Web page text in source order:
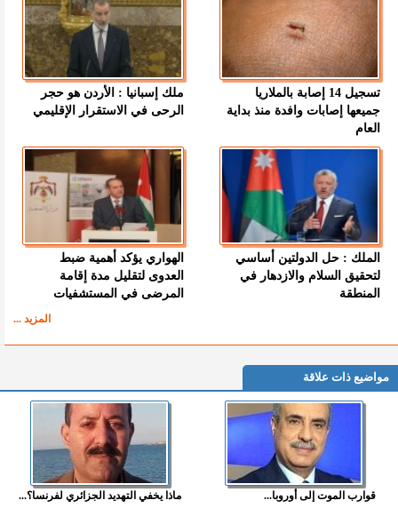
تسجيل 14 إصابة بالملاريا
جميعها إصابات وافدة منذ بداية
العام
ملك إسبانيا : الأردن هو حجر
الرحى في الاستقرار الإقليمي
الملك : حل الدولتين أساسي
لتحقيق السلام والازدهار في
المنطقة
الهواري يؤكد أهمية ضبط
العدوى لتقليل مدة إقامة
المرضى في المستشفيات
المزيد ...
مواضيع ذات علاقة
قوارب الموت إلى أوروبا... ماذا يخفي التهديد الجزائري لفرنسا؟...